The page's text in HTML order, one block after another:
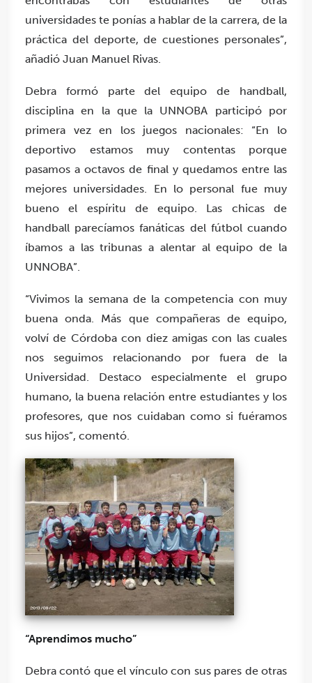
universidades te ponías a hablar de la carrera, de la
práctica del deporte, de cuestiones personales”,
añadió Juan Manuel Rivas.
Debra formó parte del equipo de handball,
disciplina en la que la UNNOBA participó por
primera vez en los juegos nacionales: “En lo
deportivo estamos muy contentas porque
pasamos a octavos de final y quedamos entre las
mejores universidades. En lo personal fue muy
bueno el espíritu de equipo. Las chicas de
handball parecíamos fanáticas del fútbol cuando
íbamos a las tribunas a alentar al equipo de la
UNNOBA”.
“Vivimos la semana de la competencia con muy
buena onda. Más que compañeras de equipo,
volví de Córdoba con diez amigas con las cuales
nos seguimos relacionando por fuera de la
Universidad. Destaco especialmente el grupo
humano, la buena relación entre estudiantes y los
profesores, que nos cuidaban como si fuéramos
sus hijos”, comentó.
“Aprendimos mucho”
Debra contó que el vínculo con sus pares de otras